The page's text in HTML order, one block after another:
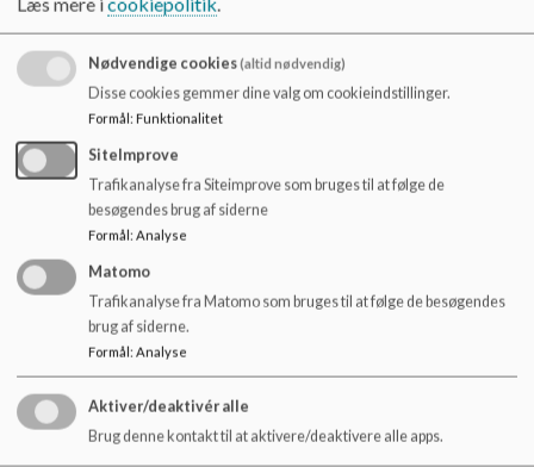
Fra kl. 6.15 – 16.54. Fredage dog til kl.
16.00.
Taksterne er hængt op på opslagstavlen
ved SFOén.
Blanketter til ind-/udmeldelse og
ændringskemaer
sker påwww.jammerbugt.dk
Nødvendige cookies(altid nødvendig)
Disse cookies gemmer dine valg om cookieindstillinger.
Formål: Funktionalitet
SiteImprove
Trafikanalyse fra Siteimprove som bruges til at følge de
besøgendes brug af siderne
Formål: Analyse
Matomo
Trafikanalyse fra Matomo som bruges til at følge de besøgendes
brug af siderne.
Formål: Analyse
Aktiver/deaktivér alle
Brug denne kontakt til at aktivere/deaktivere alle apps.